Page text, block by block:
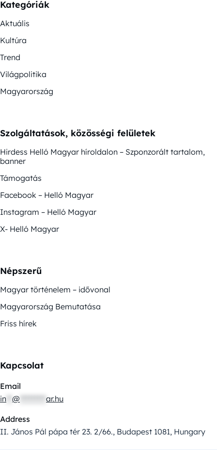
Kategóriák
Aktuális
Kultúra
Trend
Világpolitika
Magyarország
Szolgáltatások, közösségi felületek
Hirdess Helló Magyar híroldalon – Szponzorált tartalom,
banner
Támogatás
Facebook – Helló Magyar
Instagram – Helló Magyar
X- Helló Magyar
Népszerű
Magyar történelem – idővonal
Magyarország Bemutatása
Friss hírek
Kapcsolat
Email
in @ ar.hu
Address
II. János Pál pápa tér 23. 2/66., Budapest 1081, Hungary